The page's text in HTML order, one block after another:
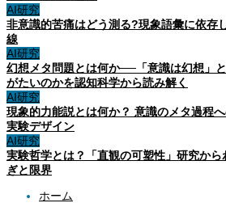
AI研究
非意識的苦痛はどう測る?現象語彙に依存
線
AI研究
幻想メタ問題とは何か──「意識は幻想」
がたいのかを認知科学から読み解く
AI研究
現象的力能説とは何か？ 意識のメタ過程
実験デザイン
AI研究
実験哲学とは？「直観の可塑性」研究か
ぎと限界
ホーム